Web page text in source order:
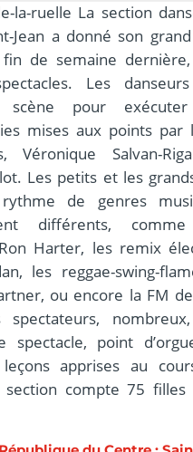
la-ruelle La section
Jean a donné son
de semaine
Les
scène pour
mises aux points par
Véronique Salvan-
Les petits et les
de genres
différents,
Harter, les remix
les reggae-swing-
ou encore la FM
spectateurs,
spectacle, point
apprises au
section compte 75